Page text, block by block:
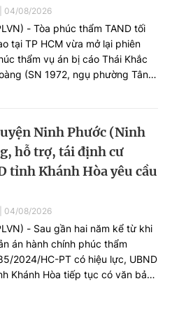
04/08/2026
- Tòa phúc thẩm TAND tối
tại TP HCM vừa mở lại phiên
thẩm vụ án bị cáo Thái Khắc
(SN 1972, ngụ phường Tân
Ninh Phước (Ninh
hỗ trợ, tái định cư
tỉnh Khánh Hòa yêu cầu
04/08/2026
- Sau gần hai năm kể từ khi
án hành chính phúc thẩm
2024/HC-PT có hiệu lực, UBND
Khánh Hòa tiếp tục có văn bản